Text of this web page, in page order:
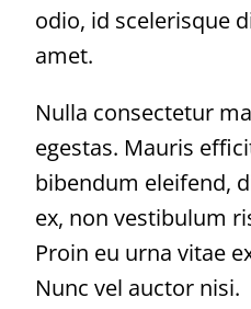
odio, id scelerisque
amet.
Nulla consectetur
egestas. Mauris
bibendum eleifend,
ex, non vestibulum
Proin eu urna vitae
Nunc vel auctor nisi.